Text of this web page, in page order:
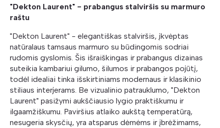
"Dekton Laurent" - prabangus stalviršis su marmuro
raštu
"Dekton Laurent" - elegantiškas stalviršis, įkvėptas
natūralaus tamsaus marmuro su būdingomis sodriai
rudomis gyslomis. Šis išraiškingas ir prabangus dizainas
suteikia kambariui gilumo, šilumos ir prabangos pojūtį,
todėl idealiai tinka išskirtiniams modernaus ir klasikinio
stiliaus interjerams. Be vizualinio patrauklumo, "Dekton
Laurent" pasižymi aukščiausio lygio praktiškumu ir
ilgaamžiškumu. Paviršius atlaiko aukštą temperatūrą,
nesugeria skysčių, yra atsparus dėmėms ir įbrėžimams,